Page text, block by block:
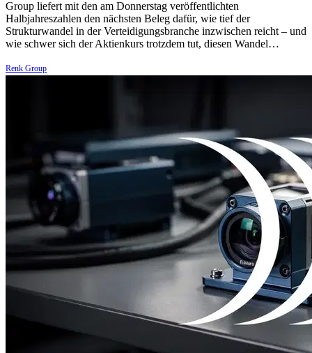
Group liefert mit den am Donnerstag veröffentlichten
Halbjahreszahlen den nächsten Beleg dafür, wie tief der
Strukturwandel in der Verteidigungsbranche inzwischen reicht – und
wie schwer sich der Aktienkurs trotzdem tut, diesen Wandel…
Renk Group